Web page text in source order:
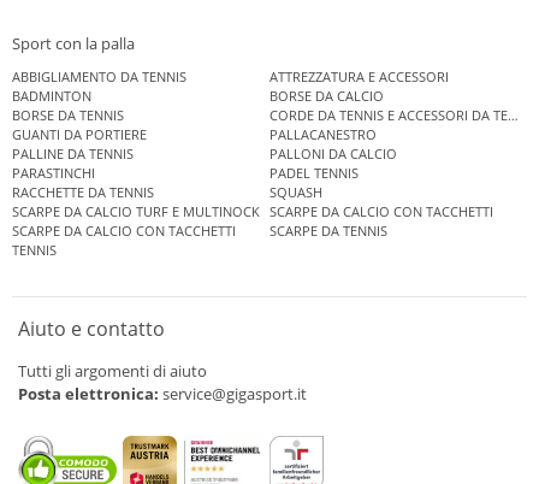
Sport con la palla
ABBIGLIAMENTO DA TENNIS
ATTREZZATURA E ACCESSORI
BADMINTON
BORSE DA CALCIO
BORSE DA TENNIS
CORDE DA TENNIS E ACCESSORI DA TENNIS
GUANTI DA PORTIERE
PALLACANESTRO
PALLINE DA TENNIS
PALLONI DA CALCIO
PARASTINCHI
PADEL TENNIS
RACCHETTE DA TENNIS
SQUASH
SCARPE DA CALCIO TURF E MULTINOCK SCARPE DA CALCIO CON TACCHETTI
SCARPE DA CALCIO CON TACCHETTI
SCARPE DA TENNIS
TENNIS
Aiuto e contatto
Tutti gli argomenti di aiuto
Posta elettronica: service@gigasport.it